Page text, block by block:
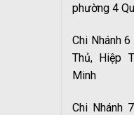
phường 4
Chi Nhánh
Thủ, Hiệp
Minh
Chi Nhánh